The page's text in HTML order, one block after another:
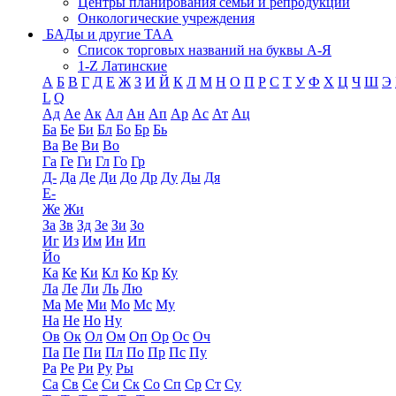
Онкологические учреждения
БАДы и другие ТАА
Список торговых названий на буквы А-Я
1-Z Латинские
А Б В Г Д Е Ж З И Й К Л М Н О П Р С Т У Ф Х Ц Ч Ш Э
L Q
Ад Ае Ак Ал Ан Ап Ар Ас Ат Ац
Ба Бе Би Бл Бо Бр Бь
Ва Ве Ви Во
Га Ге Ги Гл Го Гр
Д- Да Де Ди До Др Ду Ды Дя
Е-
Же Жи
За Зв Зд Зе Зи Зо
Иг Из Им Ин Ип
Йо
Ка Ке Ки Кл Ко Кр Ку
Ла Ле Ли Ль Лю
Ма Ме Ми Мо Мс Му
На Не Но Ну
Ов Ок Ол Ом Оп Ор Ос Оч
Па Пе Пи Пл По Пр Пс Пу
Ра Ре Ри Ру Ры
Са Св Се Си Ск Со Сп Ср Ст Су